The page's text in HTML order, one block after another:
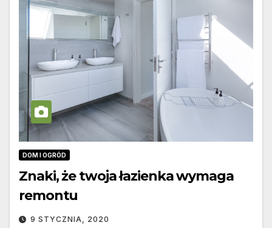
DOM I OGRÓD
Znaki, że twoja łazienka wymaga
remontu
9 STYCZNIA, 2020